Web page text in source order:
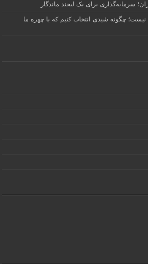
سرمایه‌گذاری برای یک لبخند ماندگار
چگونه شیدی انتخاب کنیم که با چهره ما